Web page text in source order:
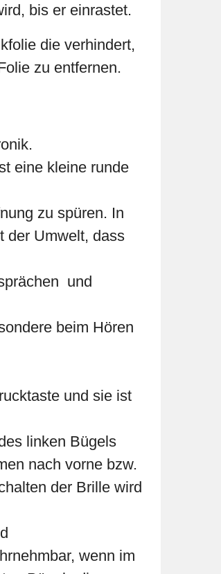
bis er einrastet.
die verhindert,
zu entfernen.
eine kleine runde
zu spüren. In
der Umwelt, dass
und
beim Hören
und sie ist
linken Bügels
nach vorne bzw.
der Brille wird
wenn im